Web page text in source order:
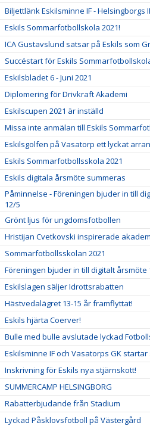
Biljettlänk Eskilsminne IF - Helsingborgs
Eskils Sommarfotbollskola 2021!
ICA Gustavslund satsar på Eskils som
Succéstart för Eskils
Eskilsbladet 6 - Juni 2021
Diplomering för Drivkraft Akademi
Eskilscupen 2021 är inställd
Missa inte anmälan till Eskils
Eskilsgolfen på Vasatorp ett lyckat
Eskils Sommarfotbollsskola 2021
Eskils digitala årsmöte summeras
Påminnelse - Föreningen bjuder in till
12/5
Grönt ljus för ungdomsfotbollen
Hristijan Cvetkovski inspirerade
Sommarfotbollsskolan 2021
Föreningen bjuder in till digitalt årsmöte
Eskilslagen säljer Idrottsrabatten
Hästvedalägret 13-15 år framflyttat!
Eskils hjärta Coerver!
Bulle med bulle avslutade lyckad
Eskilsminne IF och Vasatorps GK
Inskrivning för Eskils nya stjärnskott!
SUMMERCAMP HELSINGBORG
Rabatterbjudande från Stadium
Lyckad Påsklovsfotboll på Västergård